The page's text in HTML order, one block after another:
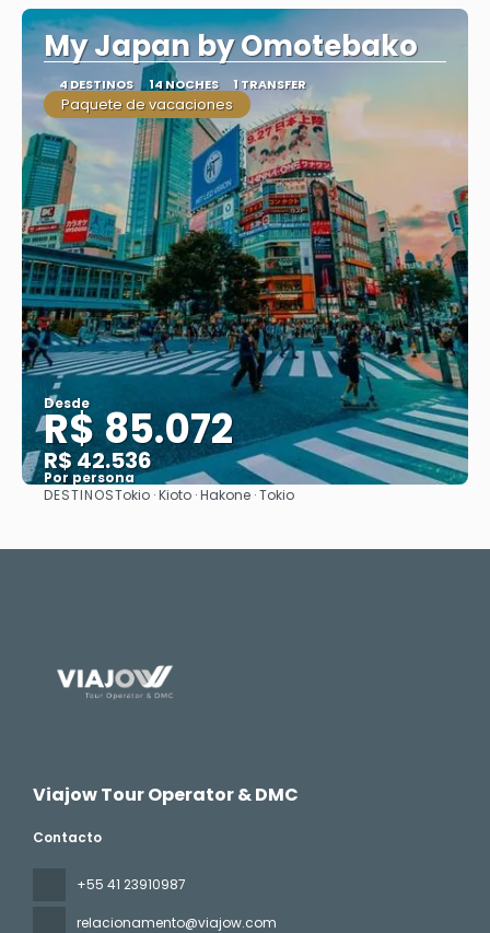
My Japan by Omotebako
4 DESTINOS 14 NOCHES 1 TRANSFER
Paquete de vacaciones
Desde
R$ 85.072
R$ 42.536
Por persona
Ver
DESTINOSTokio · Kioto · Hakone · Tokio
Viajow Tour Operator & DMC
Contacto
+55 41 23910987
relacionamento@viajow.com